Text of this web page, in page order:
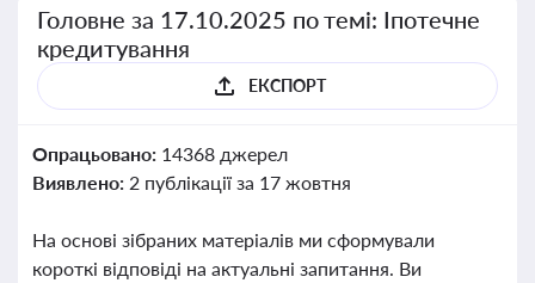
Головне за 17.10.2025 по темі: Іпотечне
кредитування
ЕКСПОРТ
Опрацьовано: 14368 джерел
Виявлено: 2 публікації за 17 жовтня
На основі зібраних матеріалів ми сформували
короткі відповіді на актуальні запитання. Ви